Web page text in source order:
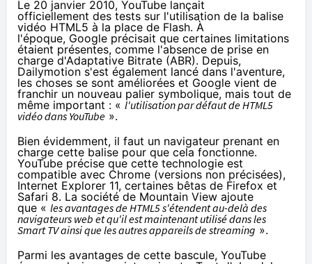
Le 20 janvier 2010, YouTube lançait
officiellement des tests sur l'utilisation de la balise
vidéo HTML5 à la place de Flash. À
l'époque, Google précisait que certaines limitations
étaient présentes, comme l'absence de prise en
charge d'Adaptative Bitrate (ABR). Depuis,
Dailymotion s'est également lancé dans l'aventure,
les choses se sont améliorées et Google vient de
franchir un nouveau palier symbolique, mais tout de
même important : « l'utilisation par défaut de HTML5
vidéo dans YouTube ».
Bien évidemment, il faut un navigateur prenant en
charge cette balise pour que cela fonctionne.
YouTube précise que cette technologie est
compatible avec Chrome (versions non précisées),
Internet Explorer 11, certaines bêtas de Firefox et
Safari 8. La société de Mountain View ajoute
que « les avantages de HTML5 s'étendent au-delà des
navigateurs web et qu'il est maintenant utilisé dans les
Smart TV ainsi que les autres appareils de streaming ».
Parmi les avantages de cette bascule, YouTube